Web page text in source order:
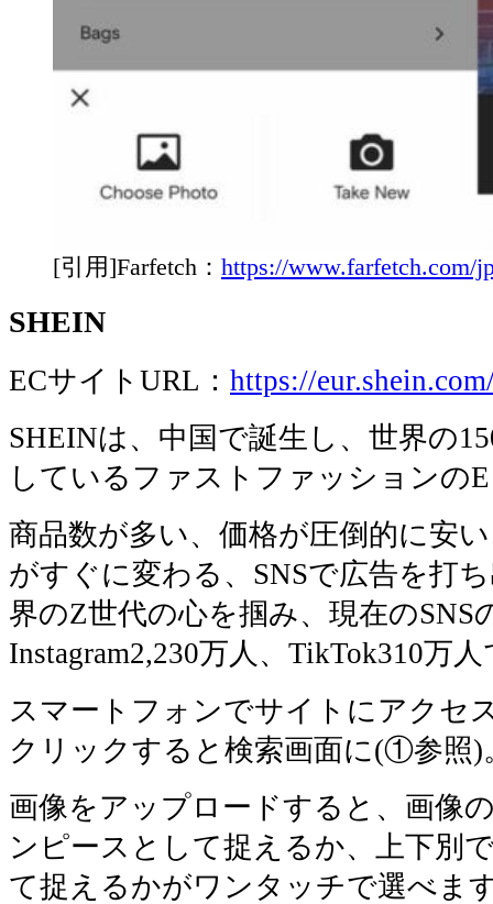
[引用]Farfetch： https://www.farfetch.com/
SHEIN
ECサイトURL： https://
SHEINは、中国で誕生し、世界の
しているファストファッションの
商品数が多い、価格が圧倒的に安
がすぐに変わる、SNSで広告を打
界のZ世代の心を掴み、現在のSNS
Instagram2,230万人、TikTok310万
スマートフォンでサイトにアクセ
クリックすると検索画面に(①参照)
画像をアップロードすると、画像
ンピースとして捉えるか、上下別
て捉えるかがワンタッチで選べ